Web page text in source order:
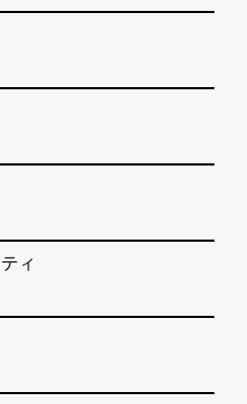
ィ